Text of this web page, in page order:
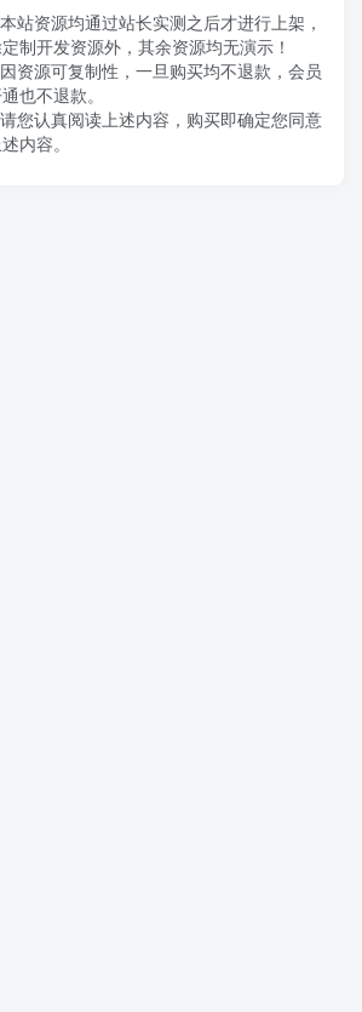
站资源均通过站长实测之后才进行上架，
制开发资源外，其余资源均无演示！
资源可复制性，一旦购买均不退款，会员
也不退款。
您认真阅读上述内容，购买即确定您同意
内容。